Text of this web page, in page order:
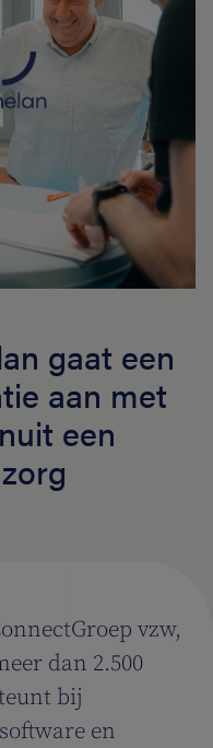
gaat een
aan met
een
vzw,
dan 2.500
bij
en